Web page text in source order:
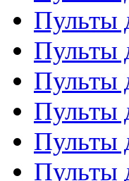
Пульты
Пульты
Пульты
Пульты
Пульты
Пульты